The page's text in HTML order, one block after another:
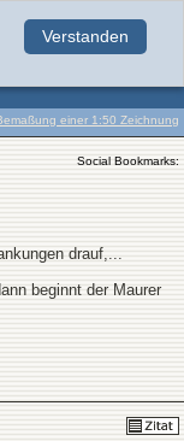
Verstanden
einer 1:50 Zeichnung
Social Bookmarks:
drauf,...
beginnt der Maurer